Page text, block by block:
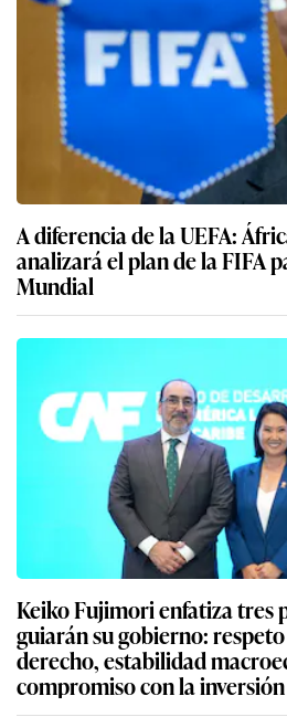
A diferencia de la UEFA:
analizará el plan de la FIFA
Mundial
Keiko Fujimori enfatiza tres
guiarán su gobierno:
derecho, estabilidad
compromiso con la inversión